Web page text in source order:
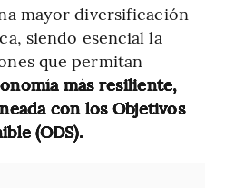
mayor diversificación
siendo esencial la
que permitan
más resiliente,
con los Objetivos
(ODS).